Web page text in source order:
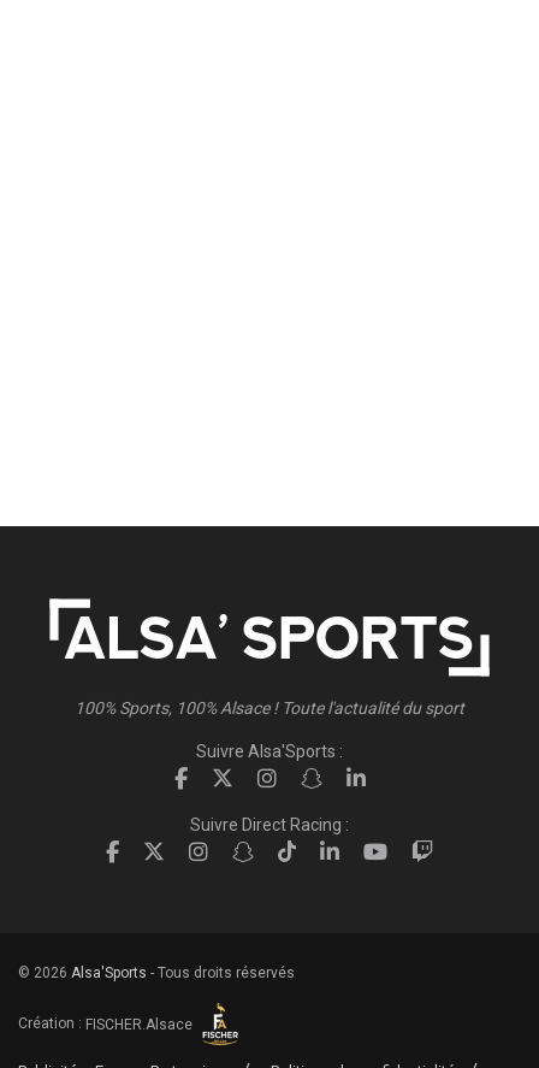
100% Sports, 100% Alsace ! Toute l'actualité du sport
Suivre Alsa'Sports :
Suivre Direct Racing :
© 2026 Alsa'Sports - Tous droits réservés
Création : FISCHER.Alsace